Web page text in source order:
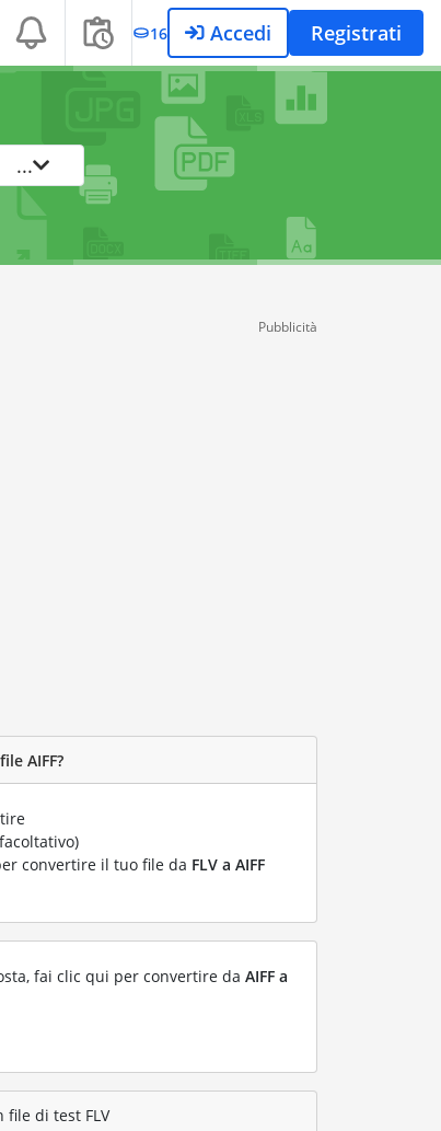
16 Accedi Registrati
...
Pubblicità
AIFF?
convertire il tuo file da FLV a AIFF
fai clic qui per convertire da AIFF a
file di test FLV